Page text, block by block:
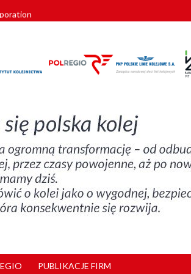
dojazdy do pracy i szkoły
PUBLIKACJE FIRM